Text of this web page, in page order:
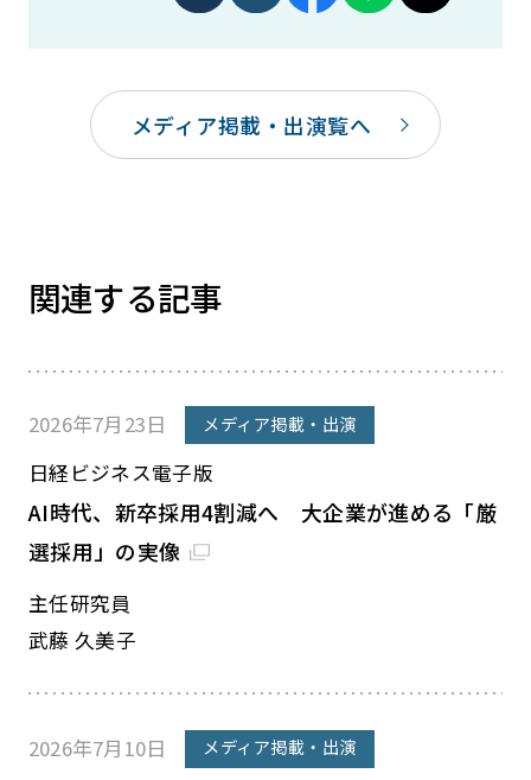
メディア掲載・出演覧へ
関連する記事
2026年7月23日 メディア掲載・出演
日経ビジネス電子版
AI時代、新卒採用4割減へ 大企業が進める「厳
選採用」の実像
主任研究員
武藤 久美子
2026年7月10日 メディア掲載・出演